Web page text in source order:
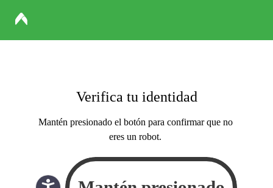
Verifica tu identidad
Mantén presionado el botón para confirmar que no
eres un robot.